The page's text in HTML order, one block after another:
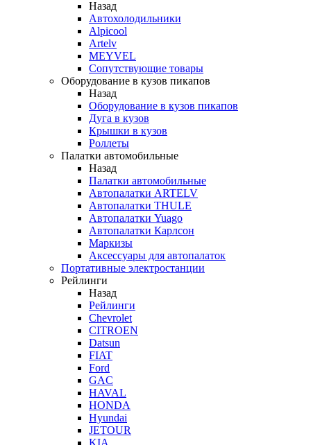
Назад
Автохолодильники
Alpicool
Artelv
MEYVEL
Сопутствующие товары
Оборудование в кузов пикапов
Назад
Оборудование в кузов пикапов
Дуга в кузов
Крышки в кузов
Роллеты
Палатки автомобильные
Назад
Палатки автомобильные
Автопалатки ARTELV
Автопалатки THULE
Автопалатки Yuago
Автопалатки Карлсон
Маркизы
Аксессуары для автопалаток
Портативные электростанции
Рейлинги
Назад
Рейлинги
Chevrolet
CITROEN
Datsun
FIAT
Ford
GAC
HAVAL
HONDA
Hyundai
JETOUR
KIA